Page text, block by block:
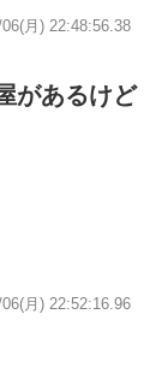
月) 22:48:56.38
があるけど
月) 22:52:16.96